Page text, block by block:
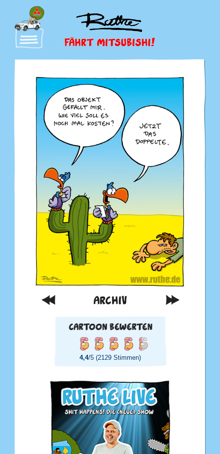
FÄHRT MITSUBISHI!
ARCHIV
4,4/5 (2129 Stimmen)